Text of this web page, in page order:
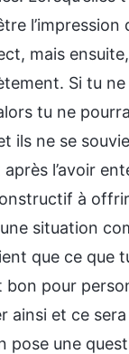
l’impression
mais
Si tu
tu ne
ils ne se
l’avoir
à
situation
que ce que
bon pour
ainsi et ce
pose une